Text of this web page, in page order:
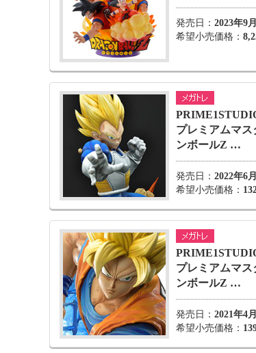
発売日： 2023年9
希望小売価格：
プレミアムマ
ンボールZ …
発売日： 2022年6
希望小売価格：
プレミアムマ
ンボールZ …
発売日： 2021年4
希望小売価格：